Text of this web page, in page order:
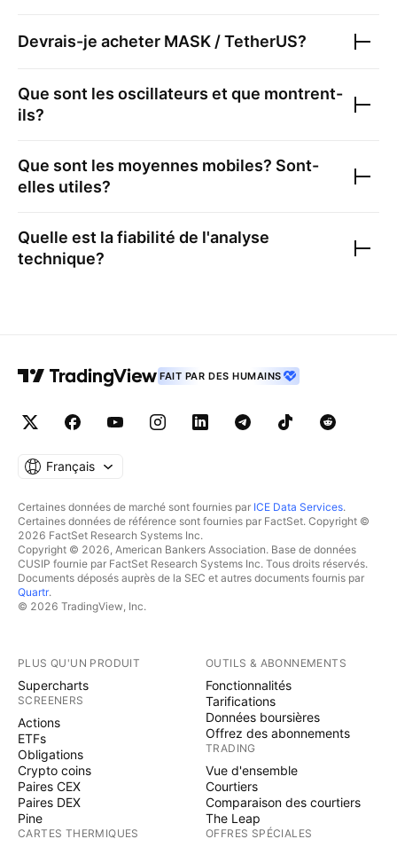
Devrais-je acheter MASK / TetherUS?
Que sont les oscillateurs et que montrent-
ils?
Que sont les moyennes mobiles? Sont-
elles utiles?
Quelle est la fiabilité de l'analyse
technique?
FAIT PAR DES HUMAINS
Français
Certaines données de marché sont fournies par ICE Data Services.
Certaines données de référence sont fournies par FactSet. Copyright ©
2026 FactSet Research Systems Inc.
Copyright © 2026, American Bankers Association. Base de données
CUSIP fournie par FactSet Research Systems Inc. Tous droits réservés.
Documents déposés auprès de la SEC et autres documents fournis par
Quartr.
© 2026 TradingView, Inc.
PLUS QU'UN PRODUIT
Supercharts
SCREENERS
Actions
ETFs
Obligations
Crypto coins
Paires CEX
Paires DEX
Pine
CARTES THERMIQUES
OUTILS & ABONNEMENTS
Fonctionnalités
Tarifications
Données boursières
Offrez des abonnements
TRADING
Vue d'ensemble
Courtiers
Comparaison des courtiers
The Leap
OFFRES SPÉCIALES